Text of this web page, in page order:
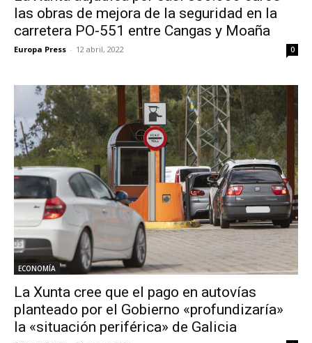
las obras de mejora de la seguridad en la
carretera PO-551 entre Cangas y Moaña
Europa Press - 12 abril, 2022 0
ECONOMÍA
La Xunta cree que el pago en autovías
planteado por el Gobierno «profundizaría»
la «situación periférica» de Galicia